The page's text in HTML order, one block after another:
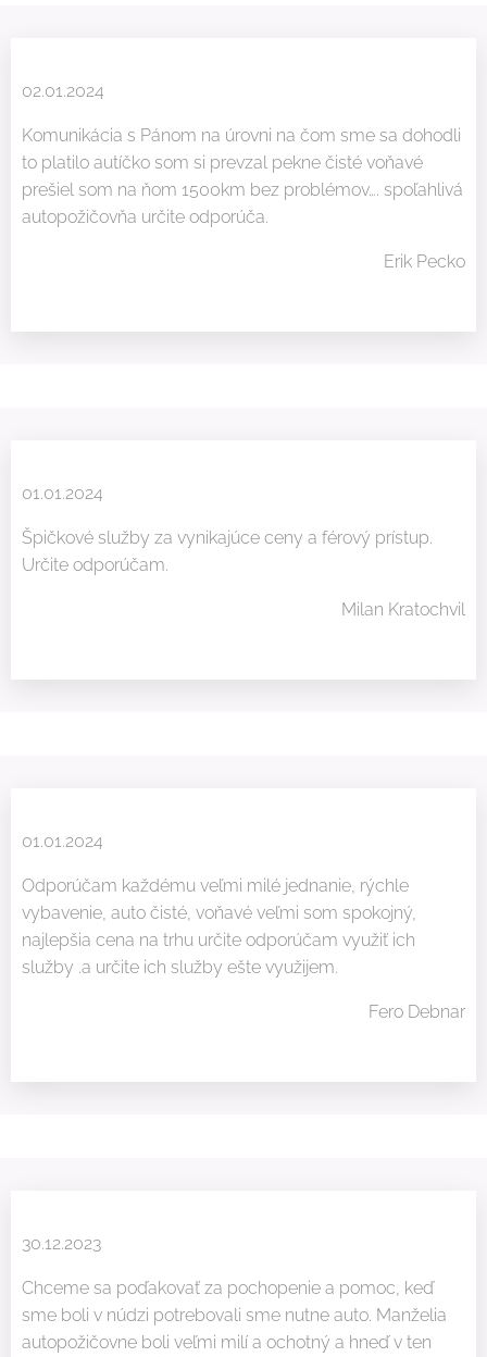
02.01.2024
Komunikácia s Pánom na úrovni na čom sme sa dohodli
to platilo autíčko som si prevzal pekne čisté voňavé
prešiel som na ňom 1500km bez problémov…. spoľahlivá
autopožičovňa určite odporúča.
Erik Pecko
01.01.2024
Špičkové služby za vynikajúce ceny a férový prístup.
Určite odporúčam.
Milan Kratochvil
01.01.2024
Odporúčam každému veľmi milé jednanie, rýchle
vybavenie, auto čisté, voňavé veľmi som spokojný,
najlepšia cena na trhu určite odporúčam využiť ich
služby .a určite ich služby ešte využijem.
Fero Debnar
30.12.2023
Chceme sa poďakovať za pochopenie a pomoc, keď
sme boli v núdzi potrebovali sme nutne auto. Manželia
autopožičovne boli veľmi milí a ochotný a hneď v ten